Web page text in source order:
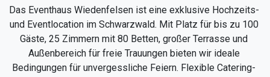
Das Eventhaus Wiedenfelsen ist eine exklusive Hochzeits-
und Eventlocation im Schwarzwald. Mit Platz für bis zu 100
Gäste, 25 Zimmern mit 80 Betten, großer Terrasse und
Außenbereich für freie Trauungen bieten wir ideale
Bedingungen für unvergessliche Feiern. Flexible Catering-